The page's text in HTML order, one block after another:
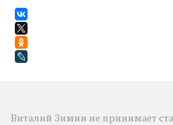
Виталий Зимин не принимает